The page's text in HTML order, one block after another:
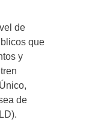
de
que
y
de